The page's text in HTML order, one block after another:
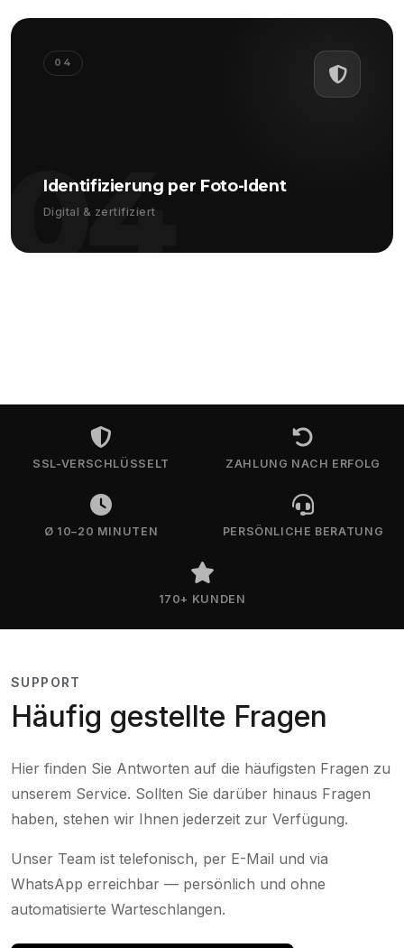
04
04
Identifizierung per Foto-Ident
Digital & zertifiziert
SSL-VERSCHLÜSSELT ZAHLUNG NACH ERFOLG
Ø 10–20 MINUTEN PERSÖNLICHE BERATUNG
170+ KUNDEN
SUPPORT
Häufig gestellte Fragen
Hier finden Sie Antworten auf die häufigsten Fragen zu
unserem Service. Sollten Sie darüber hinaus Fragen
haben, stehen wir Ihnen jederzeit zur Verfügung.
Unser Team ist telefonisch, per E-Mail und via
WhatsApp erreichbar — persönlich und ohne
automatisierte Warteschlangen.